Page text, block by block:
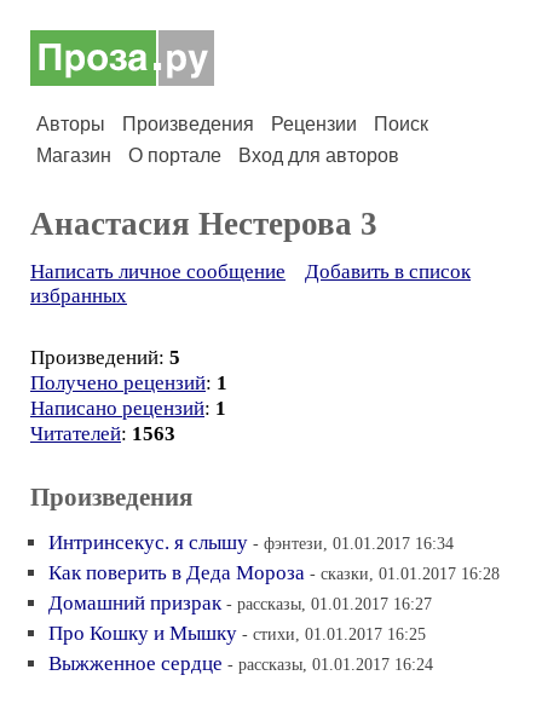
Авторы Произведения Рецензии
Поиск
Магазин
О портале Вход для авторов
Анастасия Нестерова 3
Написать личное сообщение
Добавить в список
избранных
Произведений: 5
Получено рецензий: 1
Написано рецензий: 1
Читателей: 1563
Произведения
Интринсекус. я слышу - фэнтези, 01.01.2017 16:34
Как поверить в Деда Мороза - сказки, 01.01.2017 16:28
Домашний призрак - рассказы, 01.01.2017 16:27
Про Кошку и Мышку - стихи, 01.01.2017 16:25
Выжженное сердце - рассказы, 01.01.2017 16:24